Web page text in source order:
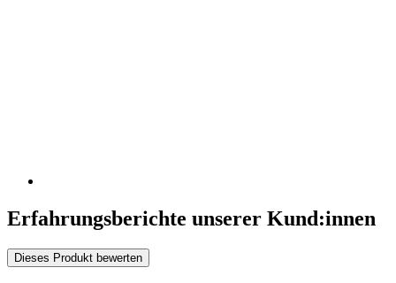
Erfahrungsberichte unserer Kund:innen
Dieses Produkt bewerten